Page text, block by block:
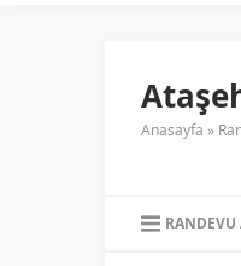
Anasayfa »